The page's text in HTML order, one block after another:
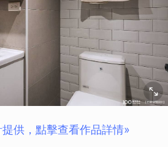
供，點擊查看作品詳情»